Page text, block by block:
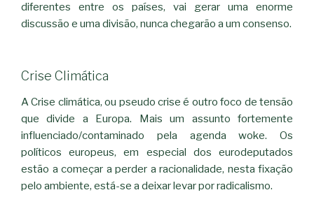
diferentes entre os países, vai gerar uma enorme
discussão e uma divisão, nunca chegarão a um consenso.
Crise Climática
A Crise climática, ou pseudo crise é outro foco de tensão
que divide a Europa. Mais um assunto fortemente
influenciado/contaminado pela agenda woke. Os
políticos europeus, em especial dos eurodeputados
estão a começar a perder a racionalidade, nesta fixação
pelo ambiente, está-se a deixar levar por radicalismo.